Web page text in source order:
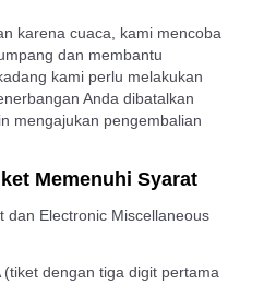
karena cuaca, kami mencoba
dan membantu
kami perlu melakukan
Anda dibatalkan
mengajukan pengembalian
Memenuhi Syarat
dan Electronic Miscellaneous
(tiket dengan tiga digit pertama